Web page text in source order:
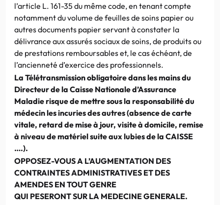
l’article L. 161-35 du même code, en tenant compte
notamment du volume de feuilles de soins papier ou
autres documents papier servant à constater la
délivrance aux assurés sociaux de soins, de produits ou
de prestations remboursables et, le cas échéant, de
l’ancienneté d’exercice des professionnels.
La Télétransmission obligatoire dans les mains du
Directeur de la Caisse Nationale d’Assurance
Maladie risque de mettre sous la responsabilité du
médecin les incuries des autres (absence de carte
vitale, retard de mise à jour, visite à domicile, remise
à niveau de matériel suite aux lubies de la CAISSE
….).
OPPOSEZ-VOUS A L’AUGMENTATION DES
CONTRAINTES ADMINISTRATIVES ET DES
AMENDES EN TOUT GENRE
QUI PESERONT SUR LA MEDECINE GENERALE.